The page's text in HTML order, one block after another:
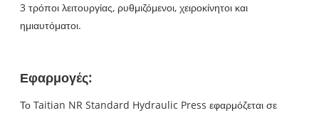
3 τρόποι λειτουργίας, ρυθμιζόμενοι, χειροκίνητοι και
ημιαυτόματοι.
Εφαρμογές:
Το Taitian NR Standard Hydraulic Press εφαρμόζεται σε